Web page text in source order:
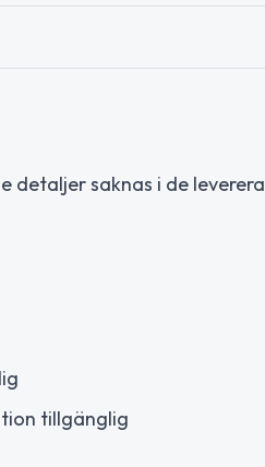
detaljer saknas i de
tillgänglig